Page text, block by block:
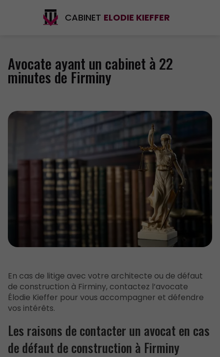
CABINET ELODIE KIEFFER
Avocate ayant un cabinet à 22
minutes de Firminy
En cas de litige avec votre architecte ou de défaut
de construction à Firminy, contactez l’avocate
Élodie Kieffer pour vous accompagner et défendre
vos intérêts.
Les raisons de contacter un avocat en cas
de défaut de construction à Firminy